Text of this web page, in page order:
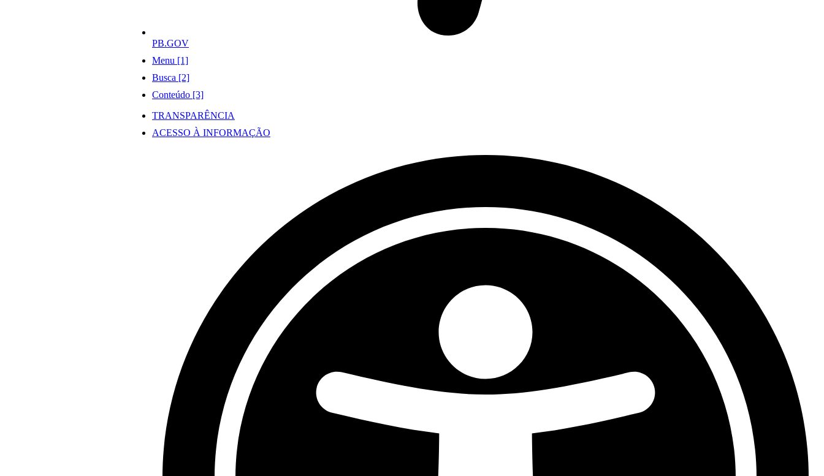
PB.GOV
Menu [1]
Busca [2]
Conteúdo [3]
TRANSPARÊNCIA
ACESSO À INFORMAÇÃO